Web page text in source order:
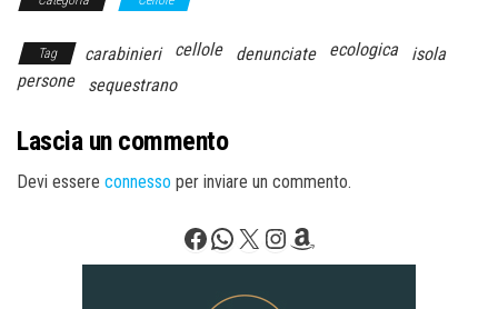
Tag carabinieri cellole denunciate ecologica
isola
persone
sequestrano
Lascia un commento
Devi essere connesso per inviare un commento.
Facebook
WhatsApp
X Instagram
Amazon